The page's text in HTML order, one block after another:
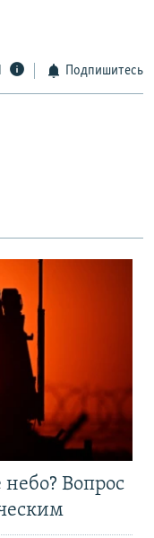
Подпишитесь
Вопрос